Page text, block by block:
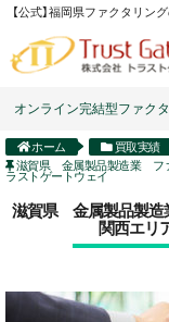
【公式】福岡県ファクタリン
オンライン完結型ファク
ホーム
買取実績
滋賀県 金属製品製造業 フ
ラストゲートウェイ
滋賀県 金属製品製造
関西エリ